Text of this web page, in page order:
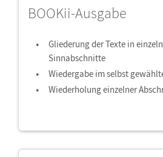
BOOKii-Ausgabe
Gliederung der Texte in
Sinnabschnitte
Wiedergabe im selbst
Wiederholung einzelner